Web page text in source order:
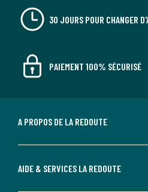
30 JOURS POUR CHANGER
PAIEMENT 100% SÉCURISÉ
A PROPOS DE LA REDOUTE
AIDE & SERVICES LA REDOUTE